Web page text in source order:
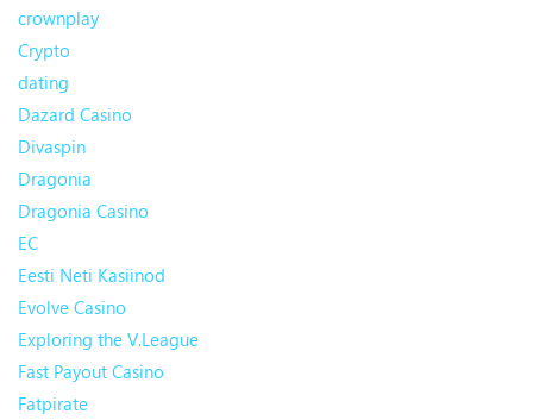
crownplay
Crypto
dating
Dazard Casino
Divaspin
Dragonia
Dragonia Casino
EC
Eesti Neti Kasiinod
Evolve Casino
Exploring the V.League
Fast Payout Casino
Fatpirate